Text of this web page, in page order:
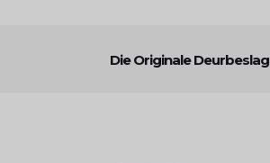
Die Originale Deurbeslag